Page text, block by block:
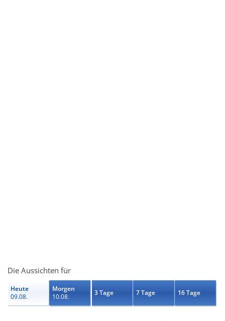
Die Aussichten für
Heute
09.08.
Morgen
10.08.
3 Tage 7 Tage 16 Tage